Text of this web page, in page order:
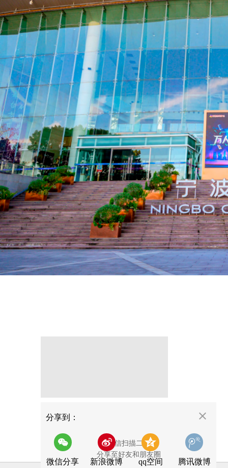
分享到：
微信分享
用微信扫描二维码
分享至好友和朋友圈
新浪微博 qq空间 腾讯微博